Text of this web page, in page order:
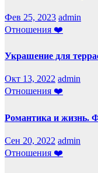
Фев 25, 2023 admin
Отношения ❤️
Украшение для
Окт 13, 2022 admin
Отношения ❤️
Романтика и жизнь.
Сен 20, 2022 admin
Отношения ❤️